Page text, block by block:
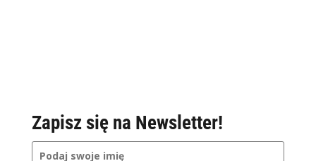
Zapisz się na Newsletter!